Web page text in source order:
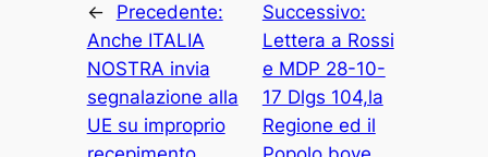
←
Precedente:
Anche ITALIA
NOSTRA invia
segnalazione alla
UE su improprio
Successivo:
Lettera a Rossi
e MDP 28-10-
17 Dlgs 104,la
Regione ed il